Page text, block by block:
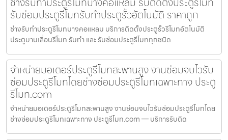
รับซ่อมประตูรีโมทรับทำประตูรั้วอัตโนมัติ ราคาถูก
ช่างรับทำประตูรีโมทบางคอแหลม บริการติดตั้งประตูรั้วรีโมทอัตโนมัติ
ประตูบานเลื่อนรีโมท รับทำ และ รับซ่อมประตูรีโมททุกชนิด
จำหน่ายมอเตอร์ประตูรีโมทสะพานสูง งานซ่อมจบไวรับ
ซ่อมประตูรีโมทโดยช่างซ่อมประตูรีโมทเฉพาะทาง ประตู
รีโมท.com
จำหน่ายมอเตอร์ประตูรีโมทสะพานสูง งานซ่อมจบไวรับซ่อมประตูรีโมทโดย
ช่างซ่อมประตูรีโมทเฉพาะทาง ประตูรีโมท.com — บริการรับติด